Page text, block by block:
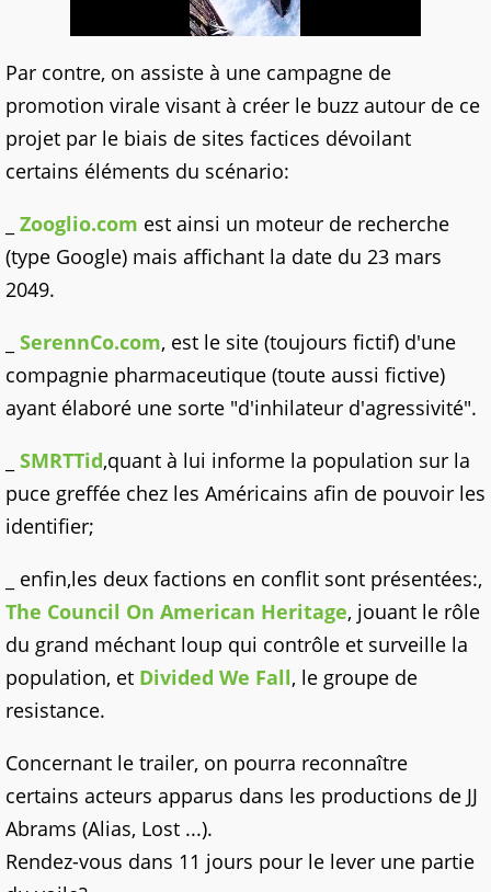
Par contre, on assiste à une campagne de
promotion virale visant à créer le buzz autour de ce
projet par le biais de sites factices dévoilant
certains éléments du scénario:
Zooglio.com est ainsi un moteur de recherche
(type Google) mais affichant la date du 23 mars
2049.
SerennCo.com, est le site (toujours fictif) d'une
compagnie pharmaceutique (toute aussi fictive)
ayant élaboré une sorte "d'inhilateur d'agressivité".
SMRTTid,quant à lui informe la population sur la
puce greffée chez les Américains afin de pouvoir les
identifier;
_ enfin,les deux factions en conflit sont présentées:,
The Council On American Heritage, jouant le rôle
du grand méchant loup qui contrôle et surveille la
population, et Divided We Fall, le groupe de
resistance.
Concernant le trailer, on pourra reconnaître
certains acteurs apparus dans les productions de JJ
Abrams (Alias, Lost ...).
Rendez-vous dans 11 jours pour le lever une partie